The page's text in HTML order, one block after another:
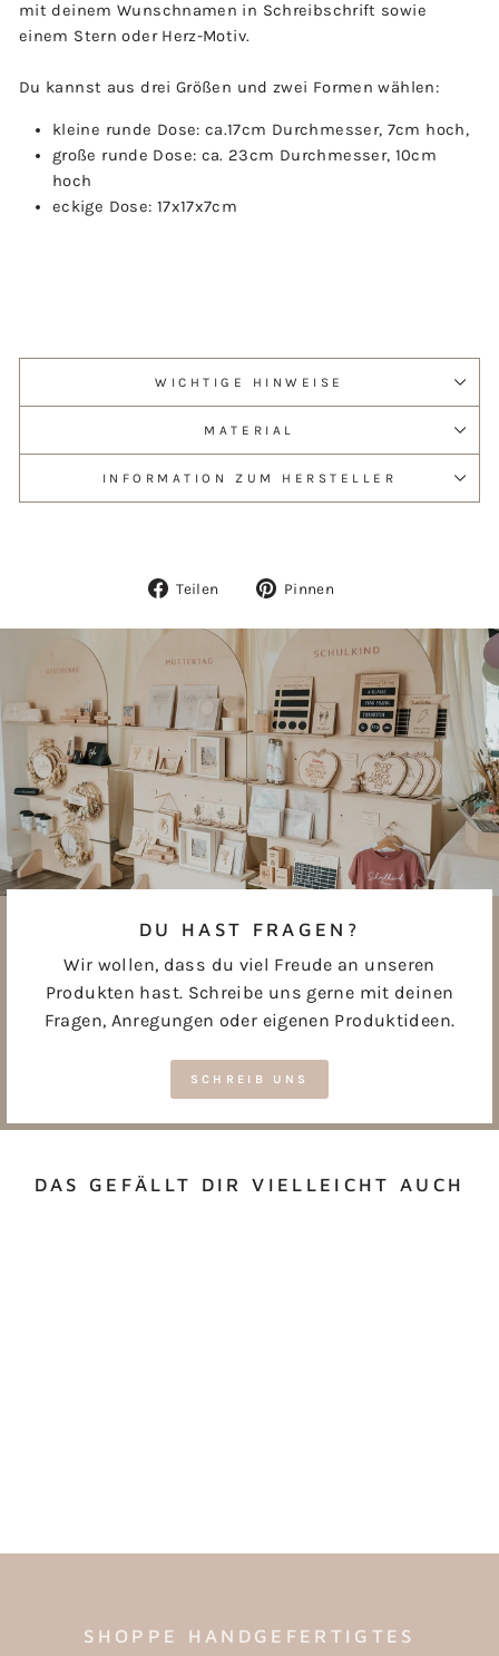
mit deinem Wunschnamen in Schreibschrift sowie
einem Stern oder Herz-Motiv.
Du kannst aus drei Größen und zwei Formen wählen:
kleine runde Dose: ca.17cm Durchmesser, 7cm hoch,
große runde Dose: ca. 23cm Durchmesser, 10cm
hoch
eckige Dose: 17x17x7cm
WICHTIGE HINWEISE
MATERIAL
INFORMATION ZUM HERSTELLER
Teilen
Auf
Pinnen
DU HAST FRAGEN?
Wir wollen, dass du viel Freude an unseren
Produkten hast. Schreibe uns gerne mit deinen
Fragen, Anregungen oder eigenen Produktideen.
SCHREIB UNS
DAS GEFÄLLT DIR VIELLEICHT AUCH
SHOPPE HANDGEFERTIGTES